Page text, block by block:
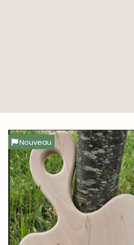
Nouveau